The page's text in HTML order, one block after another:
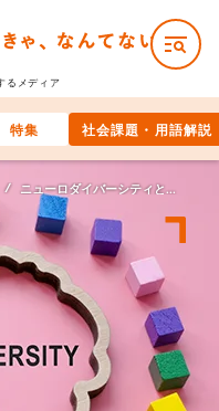
るメディア
特集 社会課題・用語解説
ニューロダイバーシティとは？ あらゆる特性の人が活躍できる社会を目指す取り組みと企業事例